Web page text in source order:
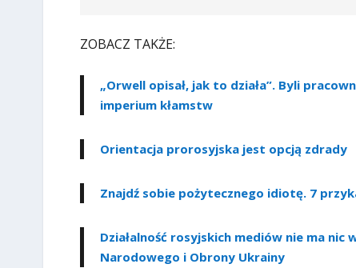
ZOBACZ TAKŻE:
„Orwell opisał, jak to działa”. Byli
imperium kłamstw
Orientacja prorosyjska jest opcją zdrady
Znajdź sobie pożytecznego idiotę. 7
Działalność rosyjskich mediów nie ma nic
Narodowego i Obrony Ukrainy